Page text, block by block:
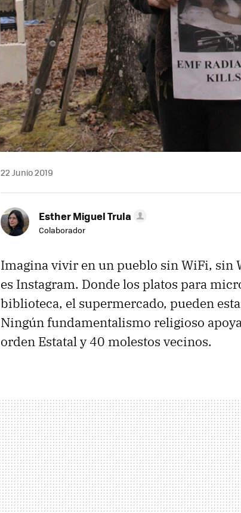
22 Junio 2019
Esther Miguel Trula
Colaborador
Imagina vivir en un pueblo sin WiFi, sin
es Instagram. Donde los platos para
biblioteca, el supermercado, pueden
Ningún fundamentalismo religioso
orden Estatal y 40 molestos vecinos.